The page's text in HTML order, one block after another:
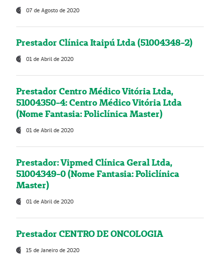
07 de Agosto de 2020
Prestador Clínica Itaipú Ltda (51004348-2)
01 de Abril de 2020
Prestador Centro Médico Vitória Ltda,
51004350-4: Centro Médico Vitória Ltda
(Nome Fantasia: Policlínica Master)
01 de Abril de 2020
Prestador: Vipmed Clínica Geral Ltda,
51004349-0 (Nome Fantasia: Policlínica
Master)
01 de Abril de 2020
Prestador CENTRO DE ONCOLOGIA
15 de Janeiro de 2020